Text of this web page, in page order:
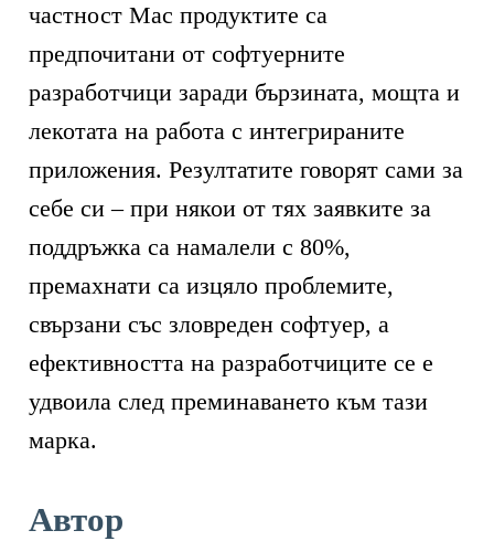
частност Mac продуктите са
предпочитани от софтуерните
разработчици заради бързината, мощта и
лекотата на работа с интегрираните
приложения. Резултатите говорят сами за
себе си – при някои от тях заявките за
поддръжка са намалели с 80%,
премахнати са изцяло проблемите,
свързани със зловреден софтуер, а
ефективността на разработчиците се е
удвоила след преминаването към тази
марка.
Автор